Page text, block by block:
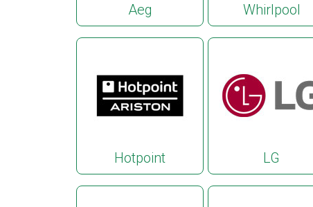
Aeg Whirlpool
Hotpoint LG